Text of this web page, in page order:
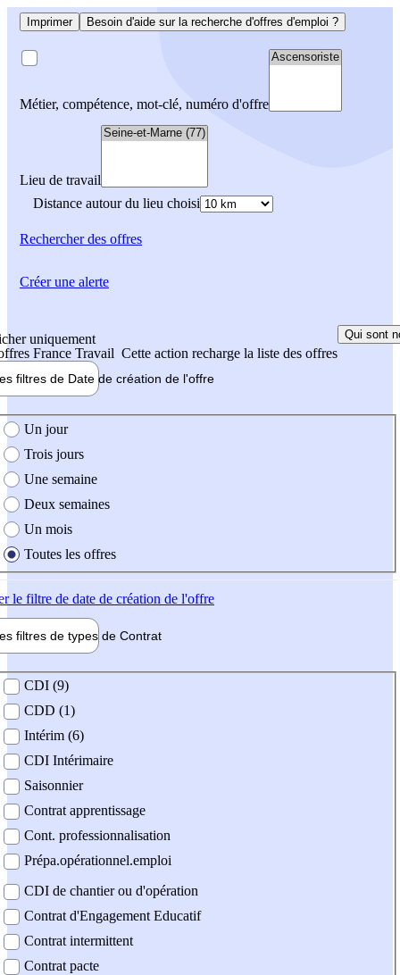
Imprimer Besoin d'aide sur la recherche d'offres d'emploi ?
Métier, compétence, mot-clé, numéro d'offre
Lieu de travail
Distance autour du lieu choisi
Rechercherdes offres
uniquement
France Travail Cette action recharge la liste des offres
Qui sont
filtres de Date de création de l'offre
création de l'offre
Un jour
Trois jours
Une semaine
Deux semaines
Un mois
Toutes les offres
le filtre de date de création de l'offre
filtres de types de Contrat
contrat
CDI (9)
CDD (1)
Intérim (6)
CDI Intérimaire
Saisonnier
Contrat apprentissage
Cont. professionnalisation
Prépa.opérationnel.emploi
CDI de chantier ou d'opération
Contrat d'Engagement Educatif
Contrat intermittent
Contrat pacte
Créer une alerte